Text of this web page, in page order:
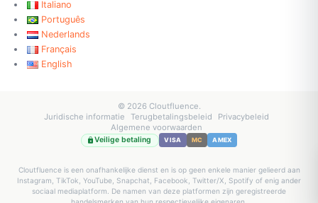
Italiano
Português
Nederlands
Français
English
© 2026 Cloutfluence.
Juridische informatie
Terugbetalingsbeleid
Privacybeleid
Algemene voorwaarden
Veilige betaling VISA MC AMEX
Cloutfluence is een onafhankelijke dienst en is op geen enkele manier gelieerd aan
Instagram, TikTok, YouTube, Snapchat, Facebook, Twitter/X, Spotify of enig ander
sociaal mediaplatform. De namen van deze platformen zijn geregistreerde